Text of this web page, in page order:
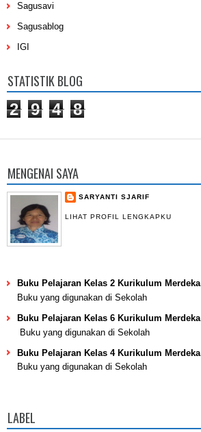
Sagusavi
Sagusablog
IGI
STATISTIK BLOG
2 9 4 8
MENGENAI SAYA
SARYANTI SJARIF
LIHAT PROFIL LENGKAPKU
Buku Pelajaran Kelas 2 Kurikulum Merdeka
Buku yang digunakan di Sekolah
Buku Pelajaran Kelas 6 Kurikulum Merdeka
Buku yang digunakan di Sekolah
Buku Pelajaran Kelas 4 Kurikulum Merdeka
Buku yang digunakan di Sekolah
LABEL